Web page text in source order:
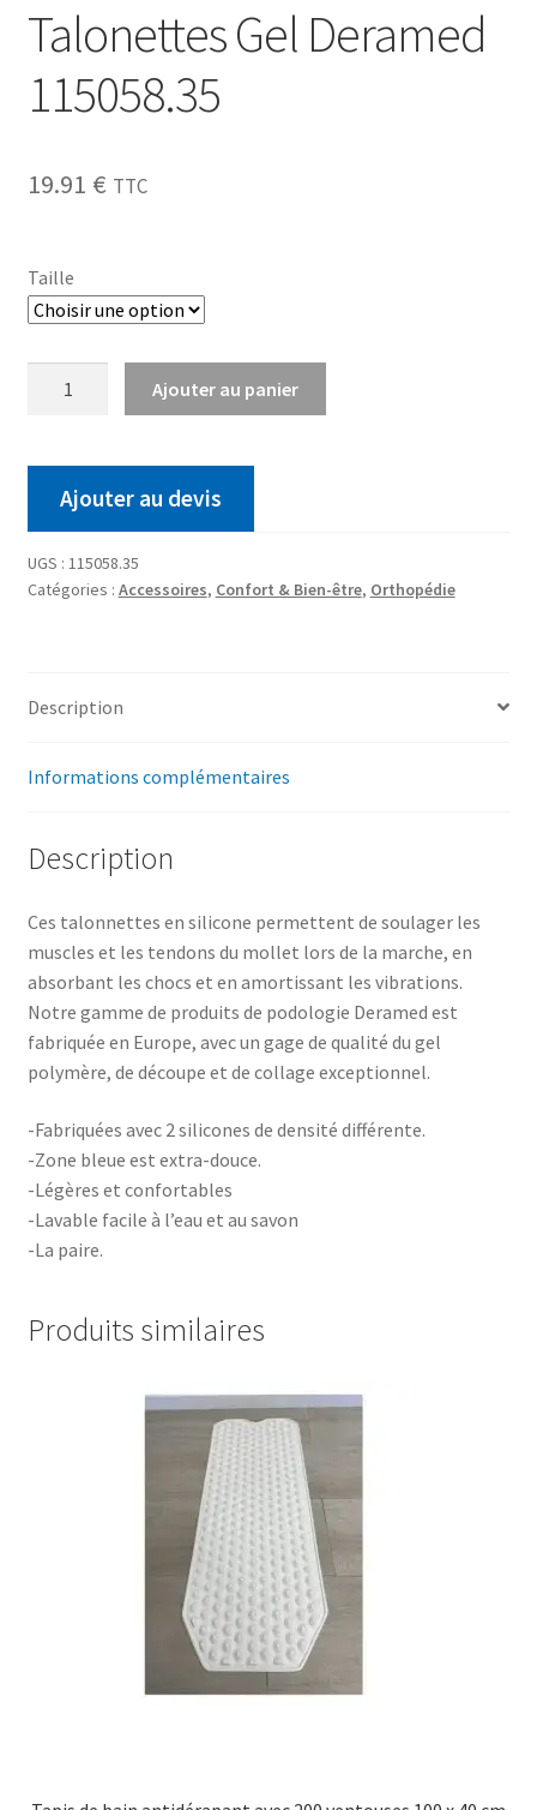
Talonettes Gel Deramed
115058.35
19.91 € TTC
Taille
Ajouter au panier
Ajouter au devis
UGS : 115058.35
Catégories : Accessoires, Confort & Bien-être, Orthopédie
Description
Informations complémentaires
Description
Ces talonnettes en silicone permettent de soulager les
muscles et les tendons du mollet lors de la marche, en
absorbant les chocs et en amortissant les vibrations.
Notre gamme de produits de podologie Deramed est
fabriquée en Europe, avec un gage de qualité du gel
polymère, de découpe et de collage exceptionnel.
-Fabriquées avec 2 silicones de densité différente.
-Zone bleue est extra-douce.
-Légères et confortables
-Lavable facile à l’eau et au savon
-La paire.
Produits similaires